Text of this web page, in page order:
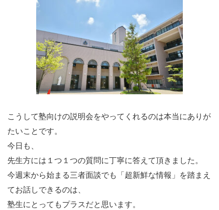
こうして塾向けの説明会をやってくれるのは本当にありが
たいことです。
今日も、
先生方には１つ１つの質問に丁寧に答えて頂きました。
今週末から始まる三者面談でも「超新鮮な情報」を踏まえ
てお話しできるのは、
塾生にとってもプラスだと思います。